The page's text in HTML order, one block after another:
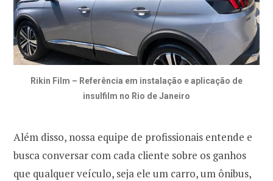
Rikin Film – Referência em instalação e aplicação de
insulfilm no Rio de Janeiro
Além disso, nossa equipe de profissionais entende e
busca conversar com cada cliente sobre os ganhos
que qualquer veículo, seja ele um carro, um ônibus,